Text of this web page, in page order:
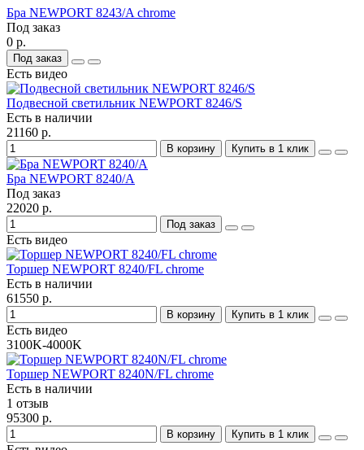
Бра NEWPORT 8243/A chrome
Под заказ
0 р.
Под заказ
Есть видео
Подвесной светильник NEWPORT 8246/S
Есть в наличии
21160 р.
В корзину Купить в 1 клик
Бра NEWPORT 8240/A
Под заказ
22020 р.
Под заказ
Есть видео
Торшер NEWPORT 8240/FL chrome
Есть в наличии
61550 р.
В корзину Купить в 1 клик
Есть видео
3100K-4000K
Торшер NEWPORT 8240N/FL chrome
Есть в наличии
1 отзыв
95300 р.
В корзину Купить в 1 клик